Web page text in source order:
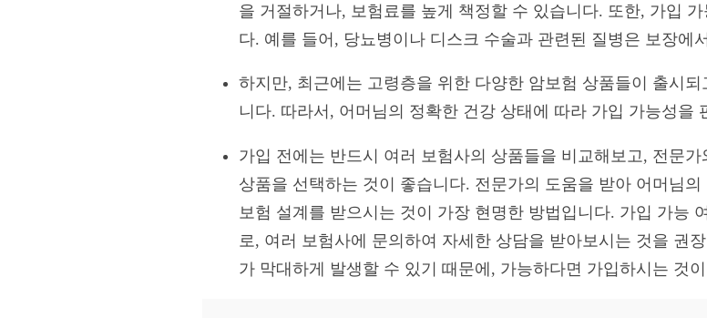
을 거절하거나, 보험료를 높게 책정할 수 있습니다. 또한, 가입
다. 예를 들어, 당뇨병이나 디스크 수술과 관련된 질병은 보장에
하지만, 최근에는 고령층을 위한 다양한 암보험 상품들이 출시
니다. 따라서, 어머님의 정확한 건강 상태에 따라 가입 가능성을
가입 전에는 반드시 여러 보험사의 상품들을 비교해보고, 전문
상품을 선택하는 것이 좋습니다. 전문가의 도움을 받아 어머님
보험 설계를 받으시는 것이 가장 현명한 방법입니다. 가입 가능
로, 여러 보험사에 문의하여 자세한 상담을 받아보시는 것을 권
가 막대하게 발생할 수 있기 때문에, 가능하다면 가입하시는 것